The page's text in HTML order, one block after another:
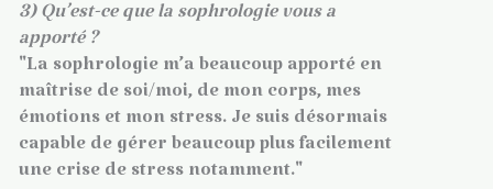
3) Qu’est-ce que la sophrologie vous a
apporté ?
"La sophrologie m’a beaucoup apporté en
maîtrise de soi/moi, de mon corps, mes
émotions et mon stress. Je suis désormais
capable de gérer beaucoup plus facilement
une crise de stress notamment."